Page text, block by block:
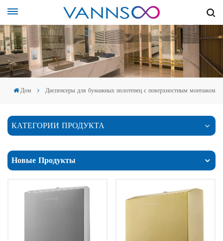
Дом Диспенсеры для бумажных полотенец с поверхностным монтажом
КАТЕГОРИИ ПРОДУКТА
Новые Продукты